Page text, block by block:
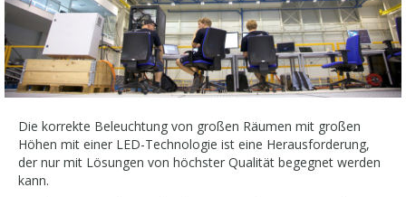
Die korrekte Beleuchtung von großen Räumen mit großen
Höhen mit einer LED-Technologie ist eine Herausforderung,
der nur mit Lösungen von höchster Qualität begegnet werden
kann.